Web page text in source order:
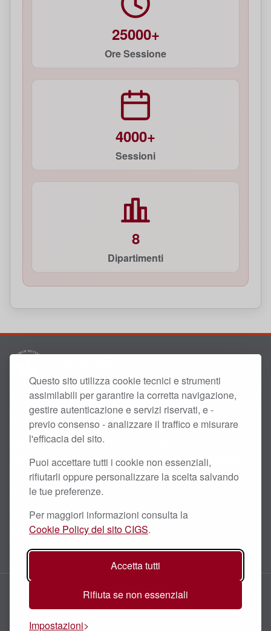
Questo sito utilizza cookie tecnici e strumenti
assimilabili per garantire la corretta navigazione,
gestire autenticazione e servizi riservati, e -
previo consenso - analizzare il traffico e misurare
l'efficacia del sito.
Puoi accettare tutti i cookie non essenziali,
rifiutarli oppure personalizzare la scelta salvando
le tue preferenze.
Per maggiori informazioni consulta la
Cookie Policy del sito CIGS.
Accetta tutti
Rifiuta se non essenziali
Impostazioni
25000+
Ore Sessione
4000+
Sessioni
8
Dipartimenti
CIGS - Centro Interdipartimentale Grandi Strumenti
Università di Modena e Reggio Emilia
Via Campi 213/A, 41125 Modena -
PartitaIVA: 00427620364 - PEC:cigs@pec.unimore.it
Ricerca Scientifica
I.L.O.
Dipartimenti
Centri
Facebook
Instagram
LinkedIn
YouTube
Email